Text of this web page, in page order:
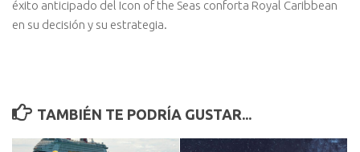
éxito anticipado del Icon of the Seas conforta Royal Caribbean
en su decisión y su estrategia.
TAMBIÉN TE PODRÍA GUSTAR...